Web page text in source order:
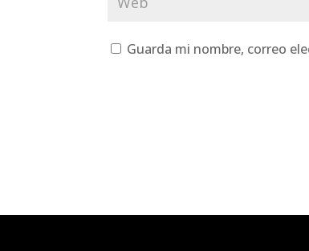
Guarda mi nombre, correo